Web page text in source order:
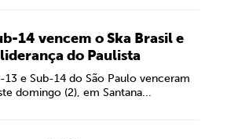
14 vencem o Ska Brasil e
do Paulista
13 e Sub-14 do São Paulo venceram
domingo (2), em Santana...